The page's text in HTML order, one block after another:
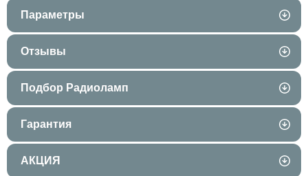
Параметры
Отзывы
Подбор Радиоламп
Гарантия
АКЦИЯ